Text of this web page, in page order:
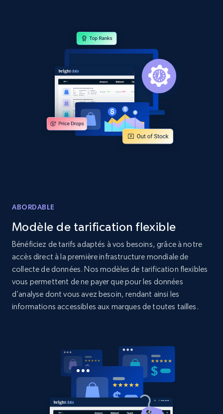
375+
Amazon products global dataset - Collect
products from Brands URLs
Title, Seller name, Brand, Description, Initial
price, Currency, Availability, Reviews count, and
Home Depot US
URL, Domain, Country code, Model number,
Sku, Product id, Product name, Manufacturer,
and more.
2.1K+ 353+ Commencer
URL, Domain, Country code, Model number,
Sku, Product id, Product name, Manufacturer,
353+ Commencer
ABORDABLE
Modèle de tarification flexible
Bénéficiez de tarifs adaptés à vos besoins, grâce à notre
accès direct à la première infrastructure mondiale de
collecte de données. Nos modèles de tarification flexibles
vous permettent de ne payer que pour les données
d’analyse dont vous avez besoin, rendant ainsi les
informations accessibles aux marques de toutes tailles.